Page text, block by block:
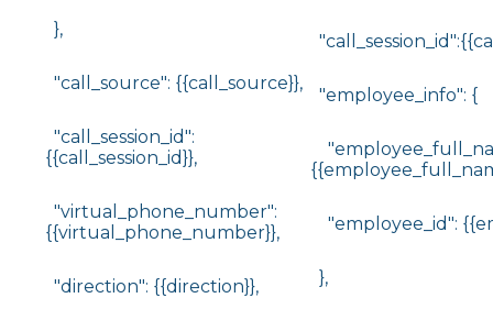
},
"call_source": {{call_source}},
"call_session_id":
{{call_session_id}},
"virtual_phone_number":
{{virtual_phone_number}},
"direction": {{direction}},
"employee_info": {
"employee_id":
},